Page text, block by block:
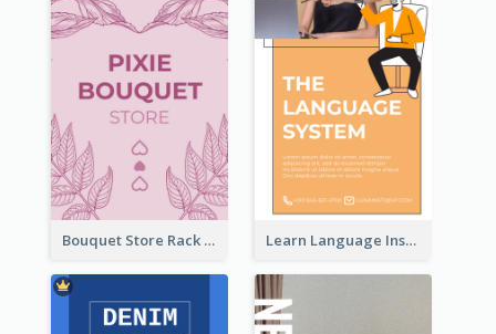
Bouquet Store Rack Card Learn Language Institute Rack Card